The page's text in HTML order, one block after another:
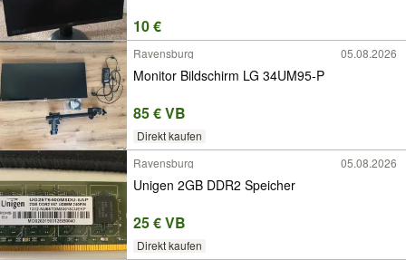
10 €
Ravensburg 05.08.2026
Monitor Bildschirm LG 34UM95-P
85 € VB
Direkt kaufen
Ravensburg
05.08.2026
Unigen 2GB DDR2 Speicher
25 € VB
Direkt kaufen